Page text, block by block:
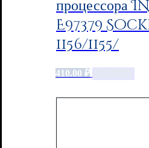
процессора
E97379
1156/1155/
410.00 ₽